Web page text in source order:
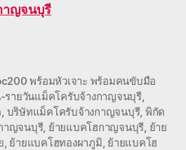
าญจนบุรี
พร้อมหัวเจาะ พร้อมคนขับมือ
-รายวันแม็คโครับจ้างกาญจนบุรี,
, บริษัทแม็คโครับจ้างกาญจนบุรี, พิกัด
าญจนบุรี, ย้ายแบคโฮกาญจนบุรี, ย้าย
, ย้ายแบคโฮทองผาภูมิ, ย้ายแบคโฮ